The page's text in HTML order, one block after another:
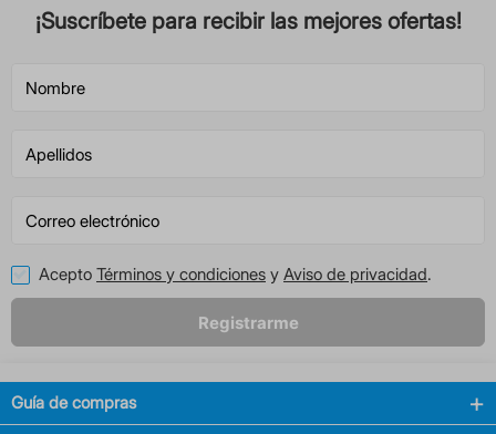
¡Suscríbete para recibir las mejores ofertas!
Acepto Términos y condiciones y Aviso de privacidad.
Registrarme
Guía de compras